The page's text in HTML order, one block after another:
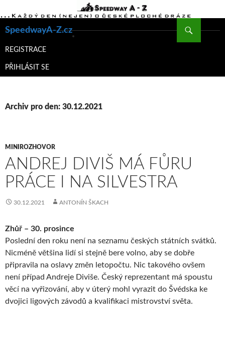
SpeedwayA-Z.cz
K
WEBU
REGISTRACE
PŘIHLÁSIT SE
Archiv pro den: 30.12.2021
MINIROZHOVOR
ANDREJ DIVIŠ MÁ FŮRU
PRÁCE I NA SILVESTRA
30.12.2021 ANTONÍN ŠKACH
Zhůř – 30. prosince
Poslední den roku není na seznamu českých státních svátků.
Nicméně většina lidí si stejně bere volno, aby se dobře
připravila na oslavy změn letopočtu. Nic takového ovšem
není případ Andreje Diviše. Český reprezentant má spoustu
věcí na vyřizování, aby v úterý mohl vyrazit do Švédska ke
dvojici ligových závodů a kvalifikaci mistrovství světa.